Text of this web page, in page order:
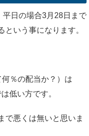
日の場合3月28日まで
いう事になります。
％の配当か？）は
低い方です。
で悪くは無いと思いま